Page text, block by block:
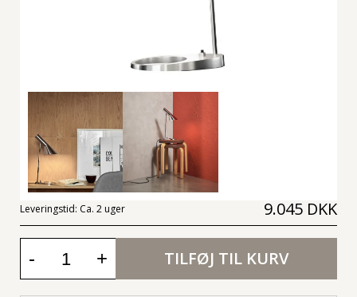
Leveringstid: Ca. 2 uger 9.045 DKK
- + TILFØJ TIL KURV